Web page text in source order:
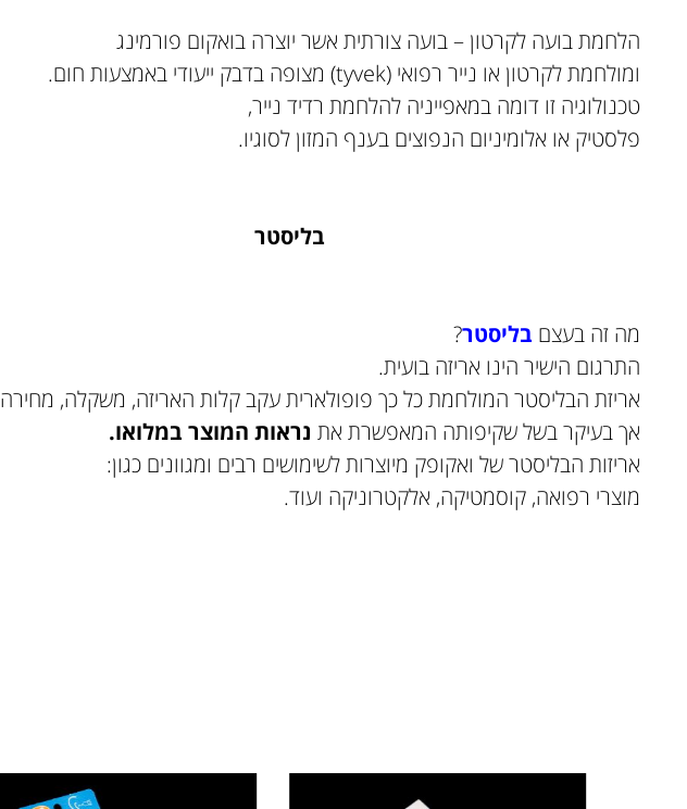
הלחמת בועה לקרטון – בועה צורתית אשר יוצרה בואקום פורמינג
ומולחמת לקרטון או נייר רפואי (tyvek) מצופה בדבק ייעודי באמצעות חום.
טכנולוגיה זו דומה במאפייניה להלחמת רדיד נייר,
פלסטיק או אלומיניום הנפוצים בענף המזון לסוגיו.
בליסטר
מה זה בעצם בליסטר?
התרגום הישיר הינו אריזה בועית.
אריזת הבליסטר המולחמת כל כך פופולארית עקב קלות האריזה, משקלה, מחירה
אך בעיקר בשל שקיפותה המאפשרת את נראות המוצר במלואו.
אריזות הבליסטר של ואקופק מיוצרות לשימושים רבים ומגוונים כגון:
מוצרי רפואה, קוסמטיקה, אלקטרוניקה ועוד.